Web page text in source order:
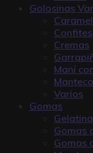
Golosinas
Confites
Cremas
Maní
Varios
Gomas
Gelatina
Gomas
Gomas